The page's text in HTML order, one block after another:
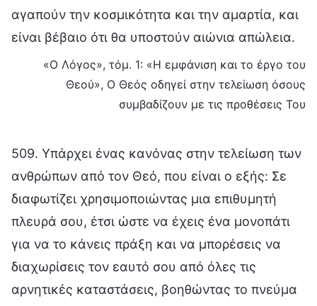
αγαπούν την κοσμικότητα και την αμαρτία, και
είναι βέβαιο ότι θα υποστούν αιώνια απώλεια.
«Ο Λόγος», τόμ. 1: «Η εμφάνιση και το έργο του
Θεού», Ο Θεός οδηγεί στην τελείωση όσους
συμβαδίζουν με τις προθέσεις Του
509. Υπάρχει ένας κανόνας στην τελείωση των
ανθρώπων από τον Θεό, που είναι ο εξής: Σε
διαφωτίζει χρησιμοποιώντας μια επιθυμητή
πλευρά σου, έτσι ώστε να έχεις ένα μονοπάτι
για να το κάνεις πράξη και να μπορέσεις να
διαχωρίσεις τον εαυτό σου από όλες τις
αρνητικές καταστάσεις, βοηθώντας το πνεύμα